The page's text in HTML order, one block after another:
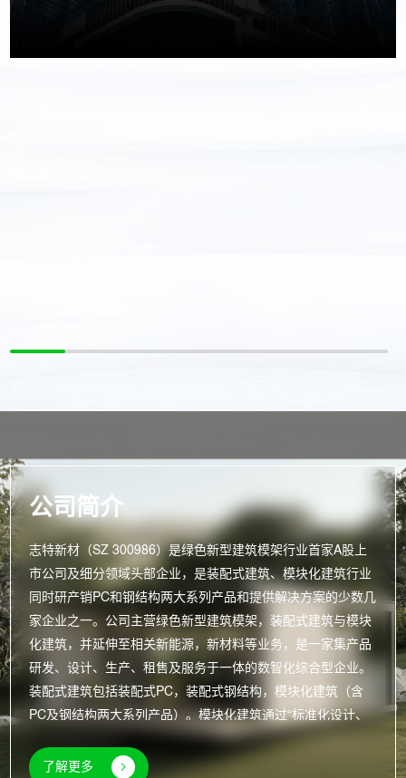
公司简介
志特新材（SZ 300986）是绿色新型建筑模架行业首家A股上
市公司及细分领域头部企业，是装配式建筑、模块化建筑行业
同时研产销PC和钢结构两大系列产品和提供解决方案的少数几
家企业之一。公司主营绿色新型建筑模架，装配式建筑与模块
化建筑，并延伸至相关新能源，新材料等业务，是一家集产品
研发、设计、生产、租售及服务于一体的数智化综合型企业。
装配式建筑包括装配式PC，装配式钢结构，模块化建筑（含
PC及钢结构两大系列产品）。模块化建筑通过“标准化设计、
工厂化生产、装配化施工和信息化管理”的系统化解决方案，打
造既符合住建部“6633”标准的“好房子”，又对标国际标准的高
了解更多